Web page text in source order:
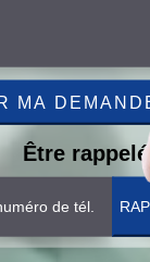
Être rappelé